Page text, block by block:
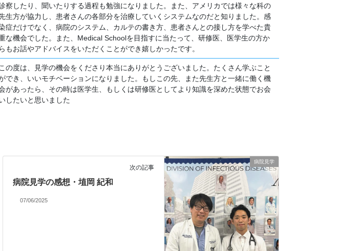
察したり、聞いたりする過程も勉強になりました。また、アメリカでは様々な科の
生方が協力し、患者さんの各部分を治療していくシステムなのだと知りました。感
症だけでなく、病院のシステム、カルテの書き方、患者さんとの接し方を学べた貴
な機会でした。また、Medical Schoolを目指すに当たって、研修医、医学生の方か
らもお話やアドバイスをいただくことができ嬉しかったです。
この度は、見学の機会をくださり本当にありがとうございました。たくさん学ぶこと
でき、いいモチベーションになりました。もしこの先、また先生方と一緒に働く機
があったら、その時は医学生、もしくは研修医としてより知識を深めた状態でお会
したいと思いました
病院見学
次の記事
病院見学の感想・埴岡 紀和
07/06/2025